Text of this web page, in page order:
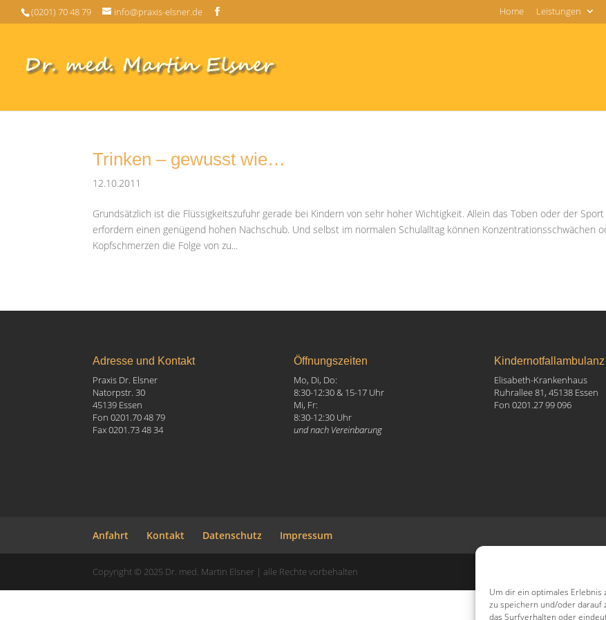
Um dir ein optimales Erlebnis
zu speichern und/oder darauf
das Surfverhalten oder
(0201) 70 48 79 info@praxis-elsner.de Home Leistungen
Trinken – gewusst wie…
12.10.2011
Grundsätzlich ist die Flüssigkeitszufuhr gerade bei Kindern von sehr hoher Wichtigkeit. Allein das Toben oder der Sport
erfordern einen genügend hohen Nachschub. Und selbst im normalen Schulalltag können Konzentrationsschwächen
Kopfschmerzen die Folge von zu...
Adresse und Kontakt
Praxis Dr. Elsner
Natorpstr. 30
45139 Essen
Fon 0201.70 48 79
Fax 0201.73 48 34
Öffnungszeiten
Mo, Di, Do:
8:30-12:30 & 15-17 Uhr
Mi, Fr:
8:30-12:30 Uhr
und nach Vereinbarung
Kindernotfallambulanz
Elisabeth-Krankenhaus
Ruhrallee 81, 45138 Essen
Fon 0201.27 99 096
Anfahrt Kontakt Datenschutz Impressum
Copyright © 2025 Dr. med. Martin Elsner | alle Rechte vorbehalten